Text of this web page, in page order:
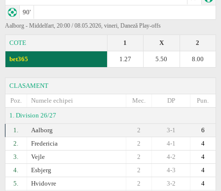
90'
Aalborg - Middelfart, 20:00 / 08.05.2026, vineri, Daneză Play-offs
COTE 2
X
1
bet365 8.00
5.50
1.27
CLASAMENT
Poz.
Numele echipei Pun.
DP
Mec.
1. Division 26/27
1.
Aalborg 6
3-1
2
2.
Fredericia 4
4-1
2
3.
Vejle 4
4-2
2
4.
Esbjerg 4
4-3
2
5.
Hvidovre 4
3-2
2